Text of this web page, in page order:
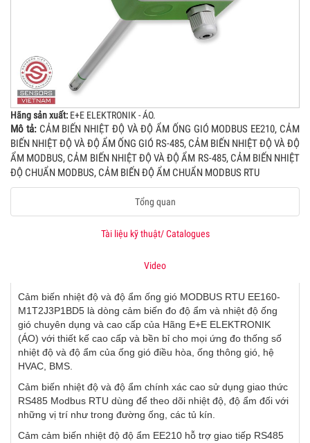
Hãng sản xuất: E+E ELEKTRONIK - ÁO.
Mô tả:CẢM BIẾN NHIỆT ĐỘ VÀ ĐỘ ẨM ỐNG GIÓ MODBUS EE210, CẢM
BIẾN NHIỆT ĐỘ VÀ ĐỘ ẨM ỐNG GIÓ RS-485, CẢM BIẾN NHIỆT ĐỘ VÀ ĐỘ
ẨM MODBUS, CẢM BIẾN NHIỆT ĐỘ VÀ ĐỘ ẨM RS-485, CẢM BIẾN NHIỆT
ĐỘ CHUẨN MODBUS, CẢM BIẾN ĐỘ ẨM CHUẨN MODBUS RTU
Tổng quan
Tài liệu kỹ thuật/ Catalogues
Video
Cảm biến nhiệt độ và độ ẩm ống gió MODBUS RTU EE160-
M1T2J3P1BD5 là dòng cảm biến đo độ ẩm và nhiệt độ ống
gió chuyên dụng và cao cấp của Hãng E+E ELEKTRONIK
(ÁO) với thiết kế cao cấp và bền bỉ cho mọi ứng đo thống số
nhiệt độ và độ ẩm của ống gió điều hòa, ống thông gió, hệ
HVAC, BMS.
Cảm biến nhiệt độ và độ ẩm chính xác cao sử dụng giao thức
RS485 Modbus RTU dùng để theo dõi nhiệt độ, độ ẩm đối với
những vị trí như trong đường ống, các tủ kín.
Cảm cảm biến nhiệt độ độ ẩm EE210 hỗ trợ giao tiếp RS485